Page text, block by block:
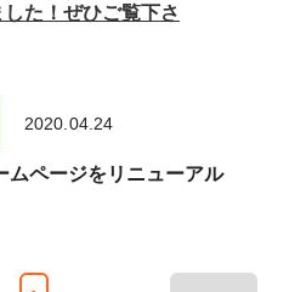
た！ぜひご覧下さ
2020.04.24
ムページをリニューアル